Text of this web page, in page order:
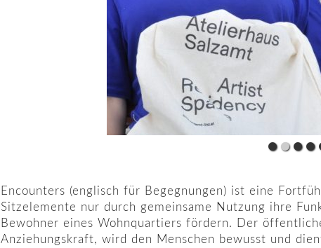
Encounters (englisch für Begegnungen) ist eine
Sitzelemente nur durch gemeinsame Nutzung ihre
Bewohner eines Wohnquartiers fördern. Der
Anziehungskraft, wird den Menschen bewusst und